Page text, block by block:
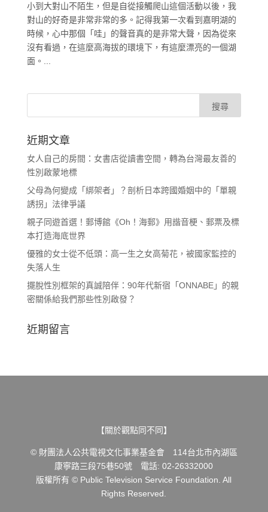
小到大對山不陌生，但是自從接觸爬山這個活動以後，我
對山的好奇是非常非常的多。記得我第一次看到嘉明湖的
時候，心中那個「哇」的聲音真的是非常大聲，因為從來
沒有看過，在這麼高海拔的環境下，有這麼漂亮的一個湖
面。...
近期文章
女人自己的房間：女書店從讀書空間，轉為台灣最友善的
性別啟蒙地標
父母為何變成「綁架者」？剖析日本跨國婚姻中的「單親
誘拐」法律爭議
親子同遊首選！郵博館《Oh！海郵》用諧音梗、郵票及標
本打造海底世界
優雅的女士從不低頭：高一生之女高菊花，被國家監控的
失落人生
擺脫性別框架的真誠陪伴：90年代新宿「ONNABE」的親
密關係給我們那些性別啟發？
近期留言
【關於觀點同不同】
© 財團法人公共電視文化事業基金會 114台北市內湖區
康寧路三段75巷50號 電話: 02-26332000
版權所有 © Public Television Service Foundation. All
Rights Reserved.